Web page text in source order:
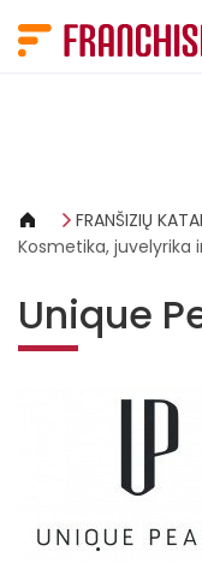
FRANŠIZIŲ
Kosmetika, juvelyrika
Unique